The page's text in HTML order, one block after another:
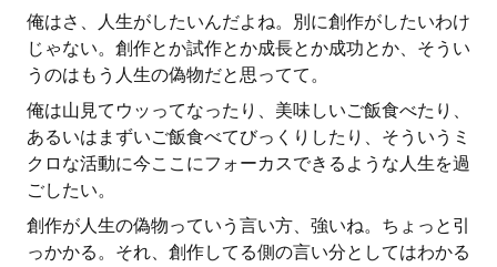
俺はさ、人生がしたいんだよね。別に創作がしたいわけ
じゃない。創作とか試作とか成長とか成功とか、そうい
うのはもう人生の偽物だと思ってて。
俺は山見てウッってなったり、美味しいご飯食べたり、
あるいはまずいご飯食べてびっくりしたり、そういうミ
クロな活動に今ここにフォーカスできるような人生を過
ごしたい。
創作が人生の偽物っていう言い方、強いね。ちょっと引
っかかる。それ、創作してる側の言い分としてはわかる